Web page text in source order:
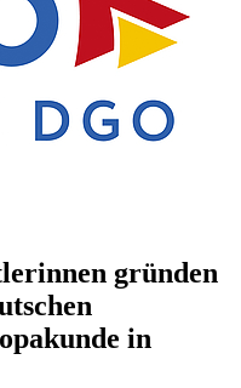
gründen
in